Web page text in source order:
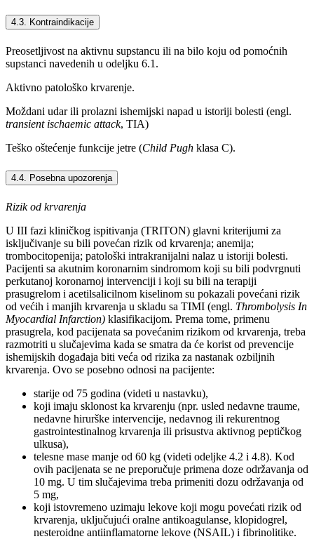
4.3. Kontraindikacije
Preosetljivost na aktivnu supstancu ili na bilo koju od pomoćnih
supstanci navedenih u odeljku 6.1.
Aktivno patološko krvarenje.
Moždani udar ili prolazni ishemijski napad u istoriji bolesti (engl.
transient ischaemic attack, TIA)
Teško oštećenje funkcije jetre (Child Pugh klasa C).
4.4. Posebna upozorenja
Rizik od krvarenja
U III fazi kliničkog ispitivanja (TRITON) glavni kriterijumi za
isključivanje su bili povećan rizik od krvarenja; anemija;
trombocitopenija; patološki intrakranijalni nalaz u istoriji bolesti.
Pacijenti sa akutnim koronarnim sindromom koji su bili podvrgnuti
perkutanoj koronarnoj intervenciji i koji su bili na terapiji
prasugrelom i acetilsalicilnom kiselinom su pokazali povećani rizik
od većih i manjih krvarenja u skladu sa TIMI (engl. Thrombolysis In
Myocardial Infarction) klasifikacijom. Prema tome, primenu
prasugrela, kod pacijenata sa povećanim rizikom od krvarenja, treba
razmotriti u slučajevima kada se smatra da će korist od prevencije
ishemijskih događaja biti veća od rizika za nastanak ozbiljnih
krvarenja. Ovo se posebno odnosi na pacijente:
starije od 75 godina (videti u nastavku),
koji imaju sklonost ka krvarenju (npr. usled nedavne traume,
nedavne hirurške intervencije, nedavnog ili rekurentnog
gastrointestinalnog krvarenja ili prisustva aktivnog peptičkog
ulkusa),
telesne mase manje od 60 kg (videti odeljke 4.2 i 4.8). Kod
ovih pacijenata se ne preporučuje primena doze održavanja od
10 mg. U tim slučajevima treba primeniti dozu održavanja od
5 mg,
koji istovremeno uzimaju lekove koji mogu povećati rizik od
krvarenja, uključujući oralne antikoagulanse, klopidogrel,
nesteroidne antiinflamatorne lekove (NSAIL) i fibrinolitike.